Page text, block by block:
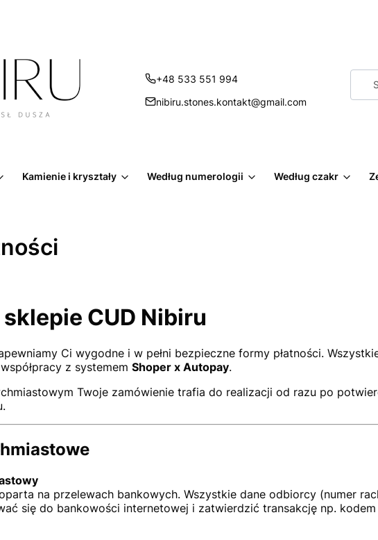
+48 533 551 994
nibiru.stones.kontakt@gmail.com
Kamienie i kryształy Według numerologii Według czakr
CUD Nibiru
Ci wygodne i w pełni bezpieczne formy płatności.
z systemem Shoper x Autopay.
Twoje zamówienie trafia do realizacji od razu po
na przelewach bankowych. Wszystkie dane odbiorcy (numer
się do bankowości internetowej i zatwierdzić transakcję np. kodem